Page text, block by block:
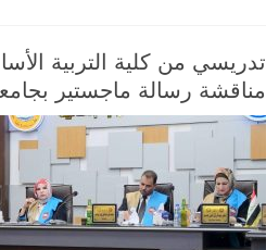
تدريسي من كلية التربية
مناقشة رسالة ماجستير